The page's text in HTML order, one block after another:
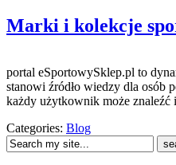
Marki i kolekcje
portal eSportowySklep.pl to
stanowi źródło wiedzy dla osób
każdy użytkownik może
Categories: Blog